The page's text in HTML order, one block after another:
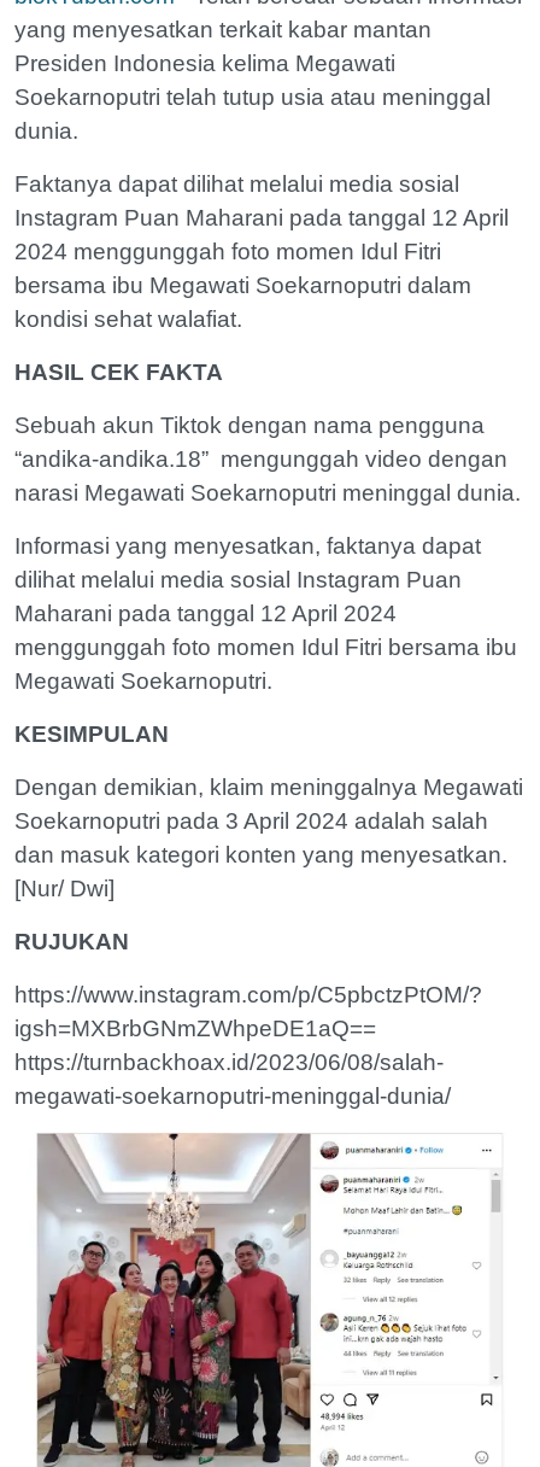
yang menyesatkan terkait kabar mantan
Presiden Indonesia kelima Megawati
Soekarnoputri telah tutup usia atau meninggal
dunia.
Faktanya dapat dilihat melalui media sosial
Instagram Puan Maharani pada tanggal 12 April
2024 menggunggah foto momen Idul Fitri
bersama ibu Megawati Soekarnoputri dalam
kondisi sehat walafiat.
HASIL CEK FAKTA
Sebuah akun Tiktok dengan nama pengguna
“andika-andika.18” mengunggah video dengan
narasi Megawati Soekarnoputri meninggal dunia.
Informasi yang menyesatkan, faktanya dapat
dilihat melalui media sosial Instagram Puan
Maharani pada tanggal 12 April 2024
menggunggah foto momen Idul Fitri bersama ibu
Megawati Soekarnoputri.
KESIMPULAN
Dengan demikian, klaim meninggalnya Megawati
Soekarnoputri pada 3 April 2024 adalah salah
dan masuk kategori konten yang menyesatkan.
[Nur/ Dwi]
RUJUKAN
https://www.instagram.com/p/C5pbctzPtOM/?
igsh=MXBrbGNmZWhpeDE1aQ==
https://turnbackhoax.id/2023/06/08/salah-
megawati-soekarnoputri-meninggal-dunia/